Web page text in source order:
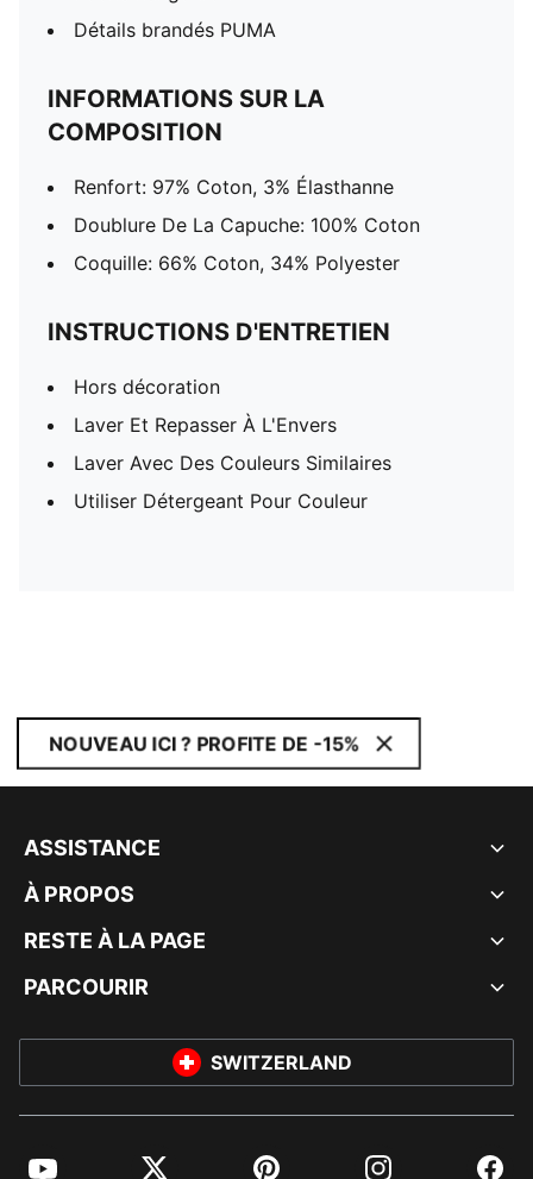
Détails brandés PUMA
INFORMATIONS SUR LA
COMPOSITION
Renfort: 97% Coton, 3% Élasthanne
Doublure De La Capuche: 100% Coton
Coquille: 66% Coton, 34% Polyester
INSTRUCTIONS D'ENTRETIEN
Hors décoration
Laver Et Repasser À L'Envers
Laver Avec Des Couleurs Similaires
Utiliser Détergeant Pour Couleur
NOUVEAU ICI ? PROFITE DE -15%
ASSISTANCE
À PROPOS
RESTE À LA PAGE
PARCOURIR
SWITZERLAND